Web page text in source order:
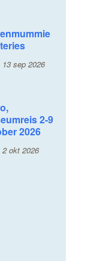
13 sep 2026
2-9
2026
2 okt 2026